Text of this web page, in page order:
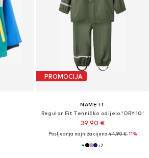
PROMOCIJA
NAME IT
Regular Fit Tehničko odijelo 'DRY10'
39,90 €
Posljednja najniža cijena:44,90 €-11%
+2